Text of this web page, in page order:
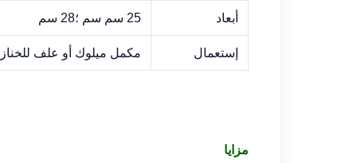
أبعاد 25 سم سم ؛28 سم
إستعمال مكمل ميلوك أو علف
مزايا